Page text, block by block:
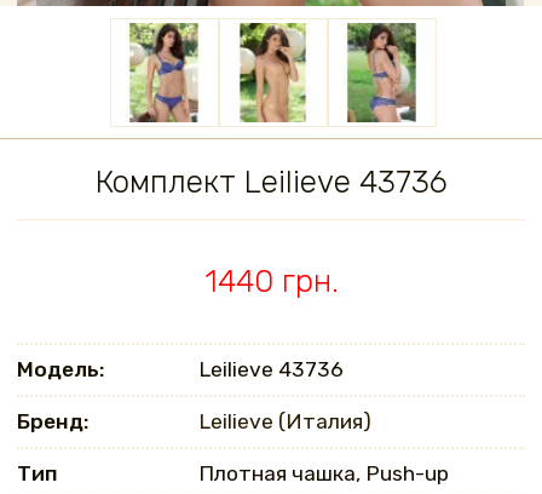
Комплект Leilieve 43736
1440 грн.
Модель: Leilieve 43736
Бренд: Leilieve (Италия)
Тип Плотная чашка, Push-up